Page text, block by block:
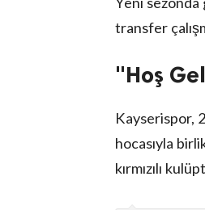
transfer
"Hoş
Kayserispor,
hocasıyla
kırmızılı